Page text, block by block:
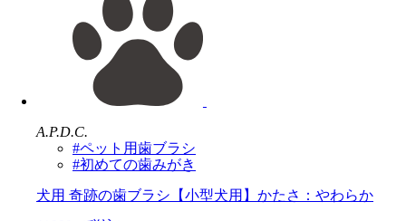
A.P.D.C.
#ペット用歯ブラシ
#初めての歯みがき
犬用 奇跡の歯ブラシ【小型犬用】かたさ：やわらか